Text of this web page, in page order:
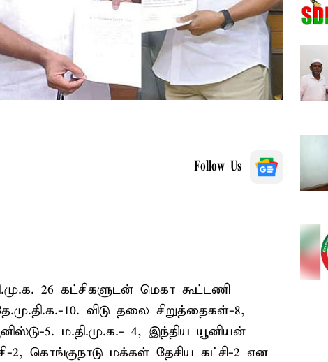
Follow Us
26 கட்சிகளுடன் மெகா கூட்டணி
10. விடு தலை சிறுத்தைகள்-8,
5. ம.தி.மு.க.- 4, இந்திய யூனியன்
கொங்குநாடு மக்கள் தேசிய கட்சி-2 என